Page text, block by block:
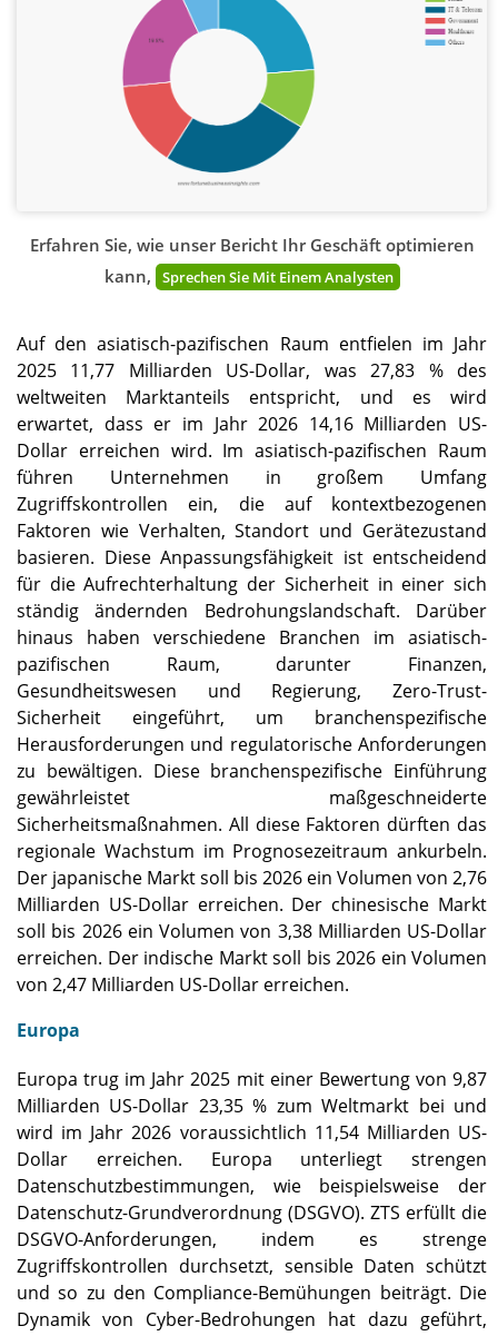
Erfahren Sie, wie unser Bericht Ihr Geschäft optimieren
kann,
Sprechen Sie Mit Einem Analysten
Auf den asiatisch-pazifischen Raum entfielen im Jahr
2025 11,77 Milliarden US-Dollar, was 27,83 % des
weltweiten Marktanteils entspricht, und es wird
erwartet, dass er im Jahr 2026 14,16 Milliarden US-
Dollar erreichen wird. Im asiatisch-pazifischen Raum
führen Unternehmen in großem Umfang
Zugriffskontrollen ein, die auf kontextbezogenen
Faktoren wie Verhalten, Standort und Gerätezustand
basieren. Diese Anpassungsfähigkeit ist entscheidend
für die Aufrechterhaltung der Sicherheit in einer sich
ständig ändernden Bedrohungslandschaft. Darüber
hinaus haben verschiedene Branchen im asiatisch-
pazifischen Raum, darunter Finanzen,
Gesundheitswesen und Regierung, Zero-Trust-
Sicherheit eingeführt, um branchenspezifische
Herausforderungen und regulatorische Anforderungen
zu bewältigen. Diese branchenspezifische Einführung
gewährleistet maßgeschneiderte
Sicherheitsmaßnahmen. All diese Faktoren dürften das
regionale Wachstum im Prognosezeitraum ankurbeln.
Der japanische Markt soll bis 2026 ein Volumen von 2,76
Milliarden US-Dollar erreichen. Der chinesische Markt
soll bis 2026 ein Volumen von 3,38 Milliarden US-Dollar
erreichen. Der indische Markt soll bis 2026 ein Volumen
von 2,47 Milliarden US-Dollar erreichen.
Europa
Europa trug im Jahr 2025 mit einer Bewertung von 9,87
Milliarden US-Dollar 23,35 % zum Weltmarkt bei und
wird im Jahr 2026 voraussichtlich 11,54 Milliarden US-
Dollar erreichen. Europa unterliegt strengen
Datenschutzbestimmungen, wie beispielsweise der
Datenschutz-Grundverordnung (DSGVO). ZTS erfüllt die
DSGVO-Anforderungen, indem es strenge
Zugriffskontrollen durchsetzt, sensible Daten schützt
und so zu den Compliance-Bemühungen beiträgt. Die
Dynamik von Cyber-Bedrohungen hat dazu geführt,